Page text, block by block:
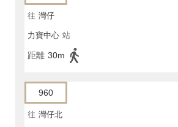
往 灣仔
力寶中心 站
距離 30m
960
往 灣仔北